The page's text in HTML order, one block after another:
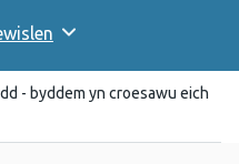
- byddem yn croesawu eich